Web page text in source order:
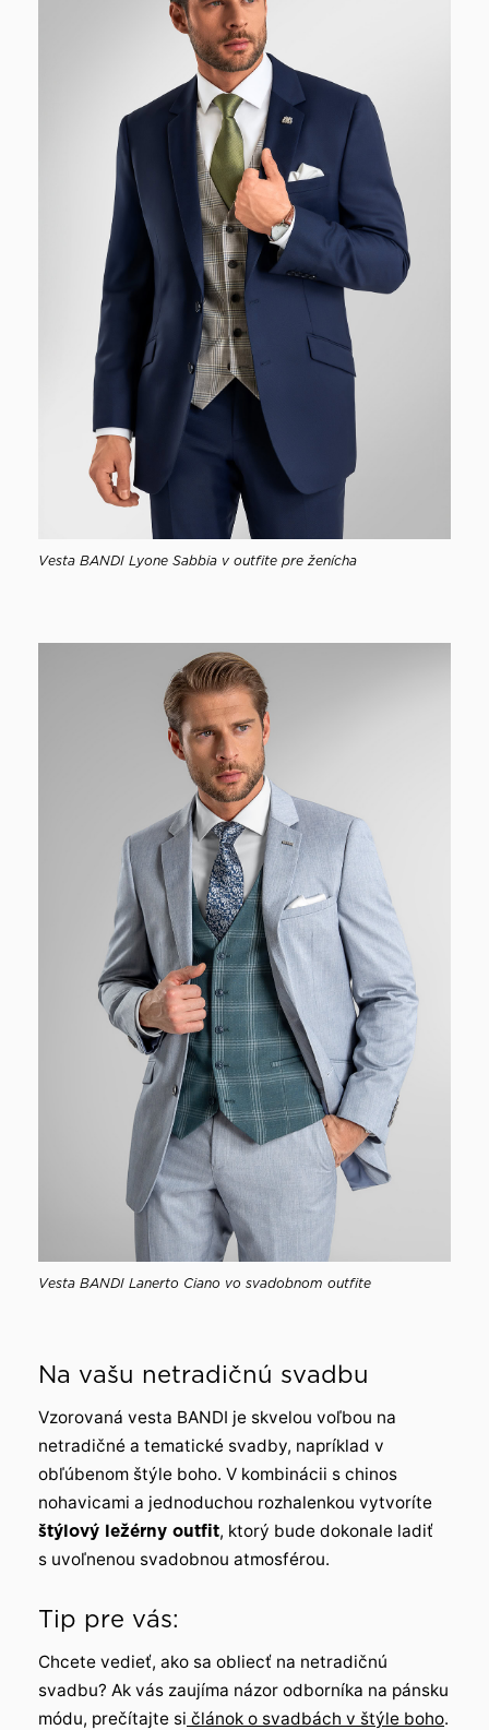
Vesta BANDI Lyone Sabbia v outfite pre ženícha
Vesta BANDI Lanerto Ciano vo svadobnom outfite
Na vašu netradičnú svadbu
Vzorovaná vesta BANDI je skvelou voľbou na
netradičné a tematické svadby, napríklad v
obľúbenom štýle boho. V kombinácii s chinos
nohavicami a jednoduchou rozhalenkou vytvoríte
štýlový ležérny outfit, ktorý bude dokonale ladiť
s uvoľnenou svadobnou atmosférou.
Tip pre vás:
Chcete vedieť, ako sa obliecť na netradičnú
svadbu? Ak vás zaujíma názor odborníka na pánsku
módu, prečítajte si článok o svadbách v štýle boho.